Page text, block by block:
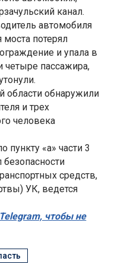
канал.
автомобиля
потерял
и упала в
четыре пассажира,
области обнаружили
и трех
человека
пункту «а» части 3
средств,
УК, ведется
чтобы не